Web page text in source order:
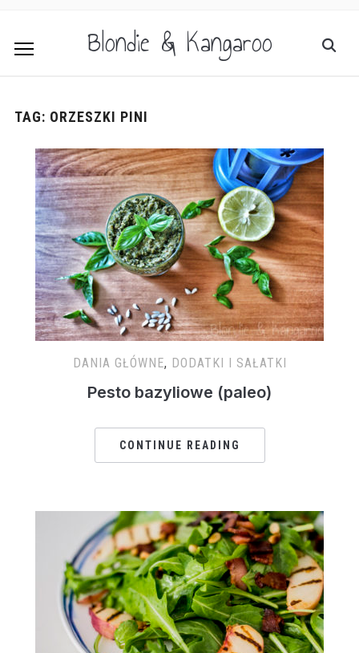
Blondie & Kangaroo
TAG: ORZESZKI PINI
DANIA GŁÓWNE, DODATKI I SAŁATKI
Pesto bazyliowe (paleo)
CONTINUE READING